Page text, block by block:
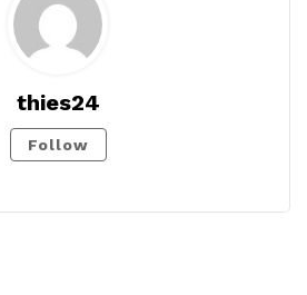
thies24
Follow